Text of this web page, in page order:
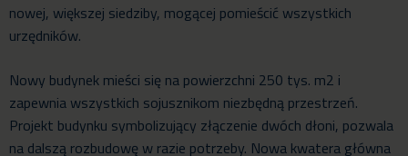
nowej, większej siedziby, mogącej pomieścić wszystkich
urzędników.
Nowy budynek mieści się na powierzchni 250 tys. m2 i
zapewnia wszystkich sojusznikom niezbędną przestrzeń.
Projekt budynku symbolizujący złączenie dwóch dłoni, pozwala
na dalszą rozbudowę w razie potrzeby. Nowa kwatera główna